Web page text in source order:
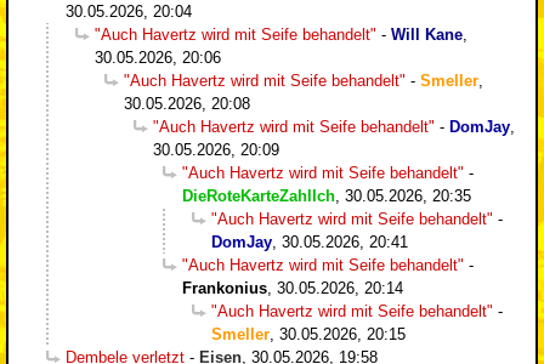
30.05.2026, 20:04
"Auch Havertz wird mit Seife behandelt" - Will Kane
30.05.2026, 20:06
"Auch Havertz wird mit Seife behandelt" - Smeller
30.05.2026, 20:08
"Auch Havertz wird mit Seife behandelt" - DomJay
30.05.2026, 20:09
"Auch Havertz wird mit Seife behandelt" -
DieRoteKarteZahlIch 30.05.2026, 20:35
"Auch Havertz wird mit Seife behandelt" -
DomJay 30.05.2026, 20:41
"Auch Havertz wird mit Seife behandelt" -
Frankonius 30.05.2026, 20:14
"Auch Havertz wird mit Seife behandelt" -
Smeller 30.05.2026, 20:15
Dembele verletzt - Eisen 30.05.2026, 19:58